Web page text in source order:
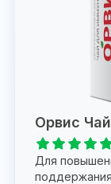
Орвис
Для